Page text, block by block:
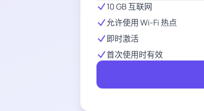
10 GB 互联网
允许使用 Wi-Fi 热点
即时激活
首次使用时有效